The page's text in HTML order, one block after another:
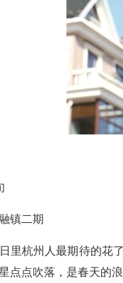
镇二期
里杭州人最期待的花
点点吹落，是春天的浪